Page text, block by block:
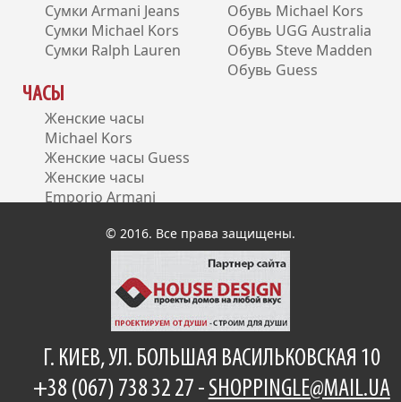
Сумки Armani Jeans
Сумки Michael Kors
Сумки Ralph Lauren
Обувь Michael Kors
Обувь UGG Australia
Обувь Steve Madden
Обувь Guess
ЧАСЫ
Женские часы
Michael Kors
Женские часы Guess
Женские часы
Emporio Armani
© 2016. Все права защищены.
Г. КИЕВ, УЛ. БОЛЬШАЯ ВАСИЛЬКОВСКАЯ 10
+38 (067) 738 32 27 - SHOPPINGLE@MAIL.UA